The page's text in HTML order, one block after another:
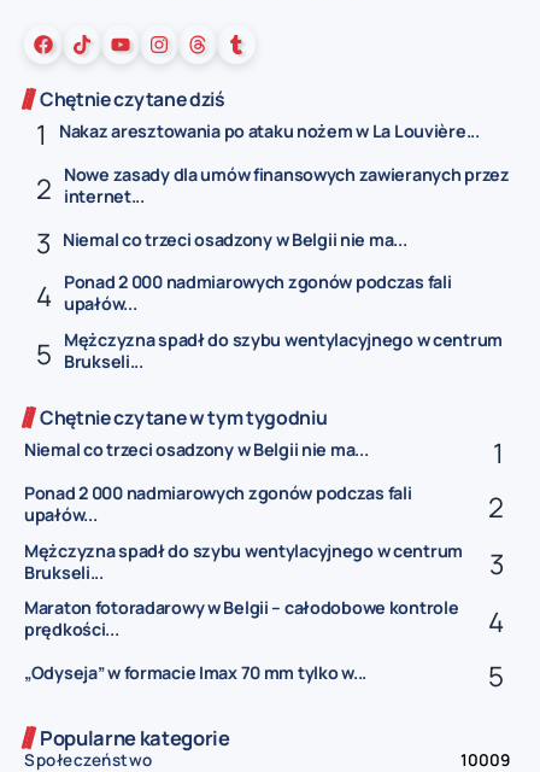
Chętnie czytane dziś
Nakaz aresztowania po ataku nożem w La Louvière...
Nowe zasady dla umów finansowych zawieranych przez
internet...
Niemal co trzeci osadzony w Belgii nie ma...
Ponad 2 000 nadmiarowych zgonów podczas fali
upałów...
Mężczyzna spadł do szybu wentylacyjnego w centrum
Brukseli...
Chętnie czytane w tym tygodniu
Niemal co trzeci osadzony w Belgii nie ma...
Ponad 2 000 nadmiarowych zgonów podczas fali
upałów...
Mężczyzna spadł do szybu wentylacyjnego w centrum
Brukseli...
Maraton fotoradarowy w Belgii – całodobowe kontrole
prędkości...
„Odyseja” w formacie Imax 70 mm tylko w...
Popularne kategorie
Społeczeństwo 10009